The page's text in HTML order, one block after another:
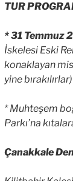
TUR
* 31 Temmuz
İskelesi Eski
konaklayan
yine bırakılırlar)
* Muhteşem
Parkı’na
Çanakkale